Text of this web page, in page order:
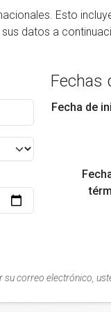
en los EE.UU. y
Fechas
Fecha de
su correo electrónico,